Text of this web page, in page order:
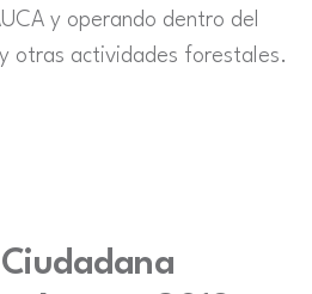
y operando dentro del
otras actividades forestales.